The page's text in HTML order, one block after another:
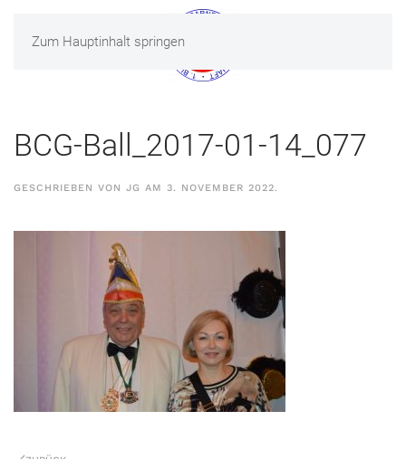
Zum Hauptinhalt springen
MENÜ
BCG-Ball_2017-01-14_077
GESCHRIEBEN VON JG AM 3. NOVEMBER 2022.